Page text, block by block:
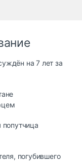
на 7 лет за
попутчица
погубившего